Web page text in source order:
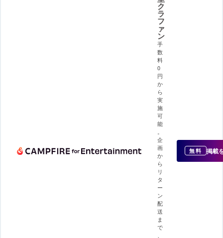
ク
ラ
フ
ァ
ン
手
数
料
0
円
か
ら
実
施
可
能
企
画
か
ら
リ
タ
ー
ン
配
送
ま
で
無料 掲載